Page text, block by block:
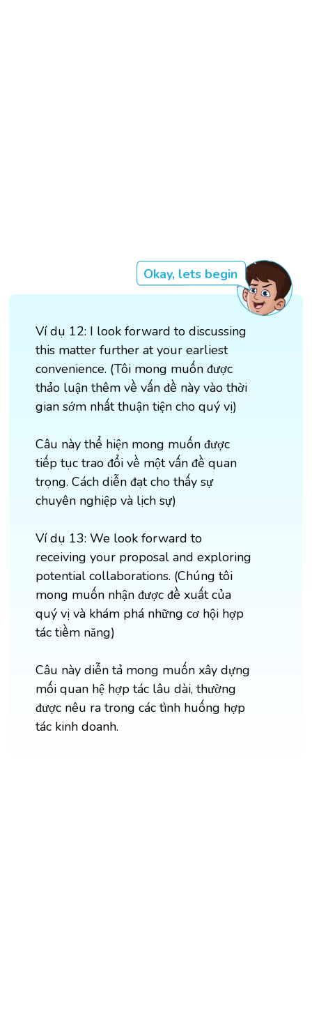
Okay, lets begin
Ví dụ 12: I look forward to discussing
this matter further at your earliest
convenience. (Tôi mong muốn được
thảo luận thêm về vấn đề này vào thời
gian sớm nhất thuận tiện cho quý vị)
Câu này thể hiện mong muốn được
tiếp tục trao đổi về một vấn đề quan
trọng. Cách diễn đạt cho thấy sự
chuyên nghiệp và lịch sự)
Ví dụ 13: We look forward to
receiving your proposal and exploring
potential collaborations. (Chúng tôi
mong muốn nhận được đề xuất của
quý vị và khám phá những cơ hội hợp
tác tiềm năng)
Câu này diễn tả mong muốn xây dựng
mối quan hệ hợp tác lâu dài, thường
được nêu ra trong các tình huống hợp
tác kinh doanh.